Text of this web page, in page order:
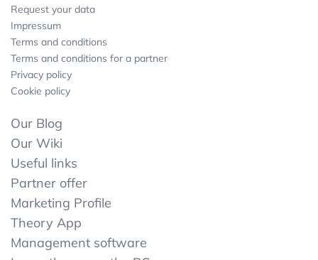
Request your data
Impressum
Terms and conditions
Terms and conditions for a partner
Privacy policy
Cookie policy
Our Blog
Our Wiki
Useful links
Partner offer
Marketing Profile
Theory App
Management software